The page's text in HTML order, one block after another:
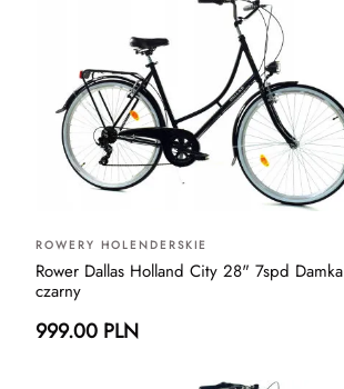
ROWERY HOLENDERSKIE
Rower Dallas Holland City 28" 7spd Damka
czarny
999.00 PLN